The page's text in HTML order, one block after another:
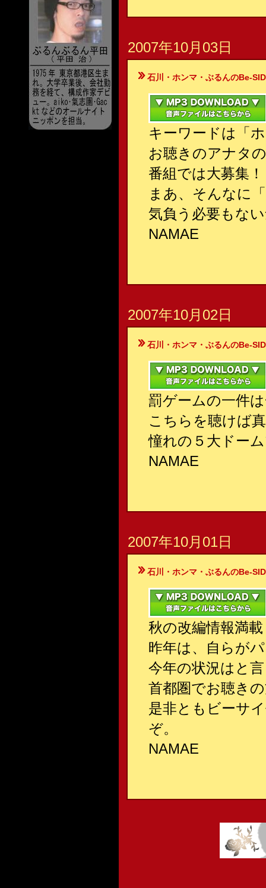
2007年10月03日
石川・ホンマ・ぶるんのBe-
キーワードは「
お聴きのアナタ
番組では大募集
まあ、そんなに
気負う必要もな
NAMAE
2007年10月02日
石川・ホンマ・ぶるんのBe-
罰ゲームの一件
こちらを聴けば
憧れの５大ドー
NAMAE
2007年10月01日
石川・ホンマ・ぶるんのBe-
秋の改編情報満
昨年は、自らが
今年の状況はと
首都圏でお聴き
是非ともビーサ
ぞ。
NAMAE